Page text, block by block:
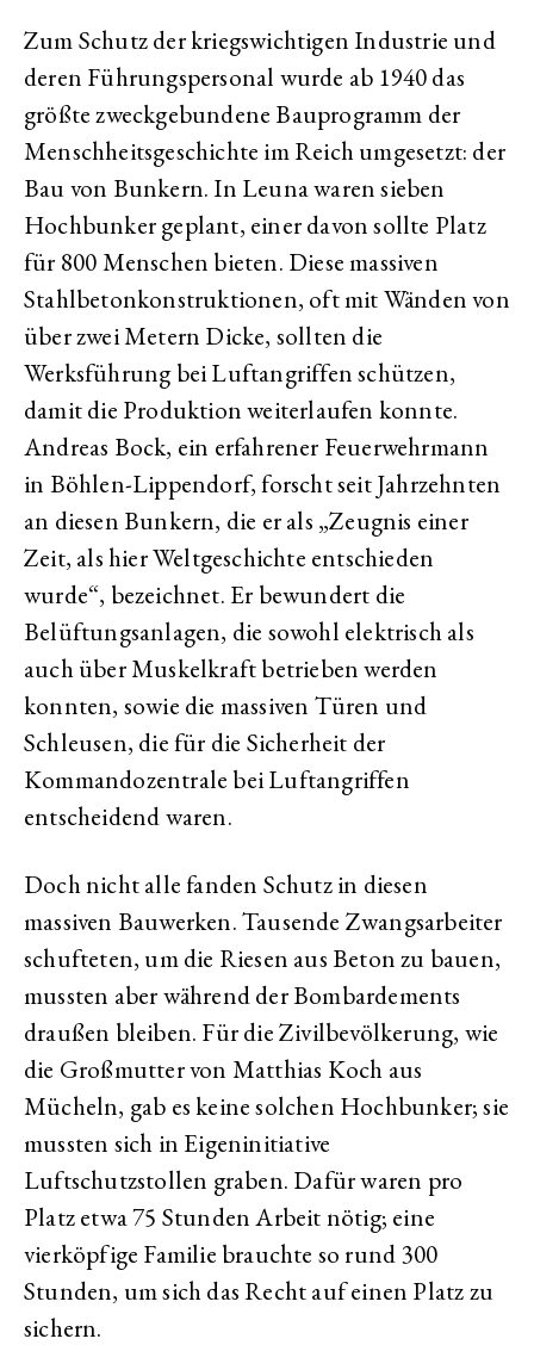
Zum Schutz der kriegswichtigen Industrie und
deren Führungspersonal wurde ab 1940 das
größte zweckgebundene Bauprogramm der
Menschheitsgeschichte im Reich umgesetzt: der
Bau von Bunkern. In Leuna waren sieben
Hochbunker geplant, einer davon sollte Platz
für 800 Menschen bieten. Diese massiven
Stahlbetonkonstruktionen, oft mit Wänden von
über zwei Metern Dicke, sollten die
Werksführung bei Luftangriffen schützen,
damit die Produktion weiterlaufen konnte.
Andreas Bock, ein erfahrener Feuerwehrmann
in Böhlen-Lippendorf, forscht seit Jahrzehnten
an diesen Bunkern, die er als „Zeugnis einer
Zeit, als hier Weltgeschichte entschieden
wurde“, bezeichnet. Er bewundert die
Belüftungsanlagen, die sowohl elektrisch als
auch über Muskelkraft betrieben werden
konnten, sowie die massiven Türen und
Schleusen, die für die Sicherheit der
Kommandozentrale bei Luftangriffen
entscheidend waren.
Doch nicht alle fanden Schutz in diesen
massiven Bauwerken. Tausende Zwangsarbeiter
schufteten, um die Riesen aus Beton zu bauen,
mussten aber während der Bombardements
draußen bleiben. Für die Zivilbevölkerung, wie
die Großmutter von Matthias Koch aus
Mücheln, gab es keine solchen Hochbunker; sie
mussten sich in Eigeninitiative
Luftschutzstollen graben. Dafür waren pro
Platz etwa 75 Stunden Arbeit nötig; eine
vierköpfige Familie brauchte so rund 300
Stunden, um sich das Recht auf einen Platz zu
sichern.